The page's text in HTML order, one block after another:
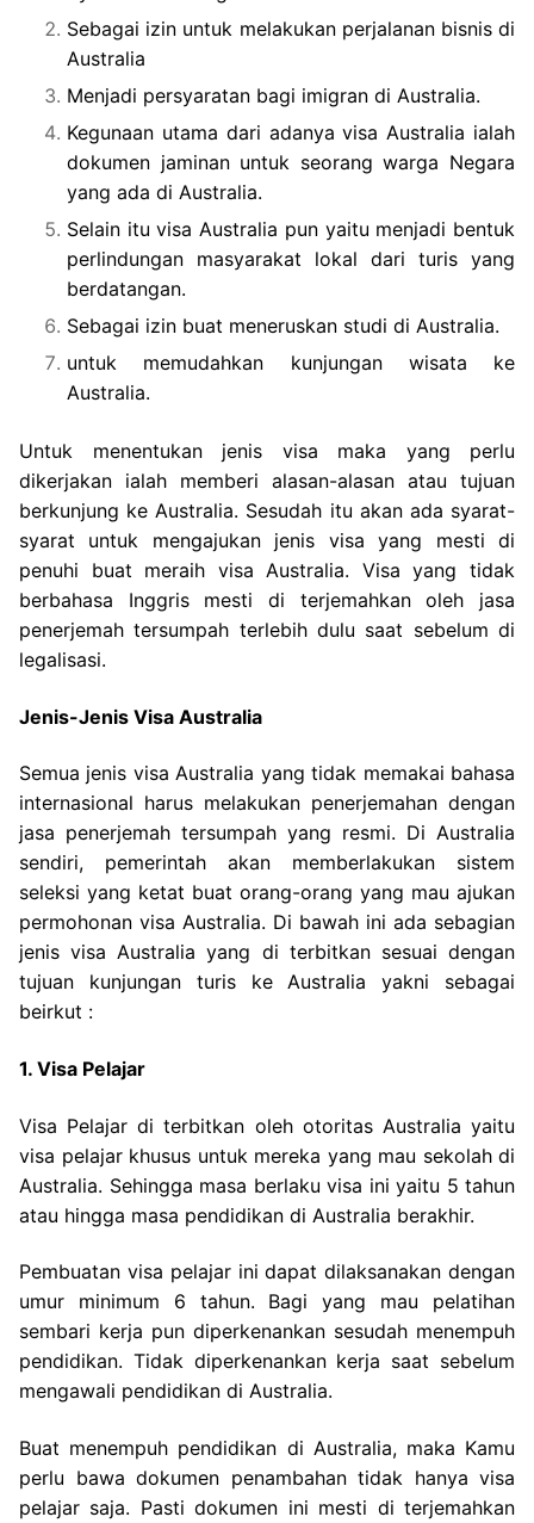
Sebagai izin untuk melakukan perjalanan bisnis di
Australia
Menjadi persyaratan bagi imigran di Australia.
Kegunaan utama dari adanya visa Australia ialah
dokumen jaminan untuk seorang warga Negara
yang ada di Australia.
Selain itu visa Australia pun yaitu menjadi bentuk
perlindungan masyarakat lokal dari turis yang
berdatangan.
Sebagai izin buat meneruskan studi di Australia.
untuk memudahkan kunjungan wisata ke
Australia.
Untuk menentukan jenis visa maka yang perlu
dikerjakan ialah memberi alasan-alasan atau tujuan
berkunjung ke Australia. Sesudah itu akan ada syarat-
syarat untuk mengajukan jenis visa yang mesti di
penuhi buat meraih visa Australia. Visa yang tidak
berbahasa Inggris mesti di terjemahkan oleh jasa
penerjemah tersumpah terlebih dulu saat sebelum di
legalisasi.
Jenis-Jenis Visa Australia
Semua jenis visa Australia yang tidak memakai bahasa
internasional harus melakukan penerjemahan dengan
jasa penerjemah tersumpah yang resmi. Di Australia
sendiri, pemerintah akan memberlakukan sistem
seleksi yang ketat buat orang-orang yang mau ajukan
permohonan visa Australia. Di bawah ini ada sebagian
jenis visa Australia yang di terbitkan sesuai dengan
tujuan kunjungan turis ke Australia yakni sebagai
beirkut :
1. Visa Pelajar
Visa Pelajar di terbitkan oleh otoritas Australia yaitu
visa pelajar khusus untuk mereka yang mau sekolah di
Australia. Sehingga masa berlaku visa ini yaitu 5 tahun
atau hingga masa pendidikan di Australia berakhir.
Pembuatan visa pelajar ini dapat dilaksanakan dengan
umur minimum 6 tahun. Bagi yang mau pelatihan
sembari kerja pun diperkenankan sesudah menempuh
pendidikan. Tidak diperkenankan kerja saat sebelum
mengawali pendidikan di Australia.
Buat menempuh pendidikan di Australia, maka Kamu
perlu bawa dokumen penambahan tidak hanya visa
pelajar saja. Pasti dokumen ini mesti di terjemahkan